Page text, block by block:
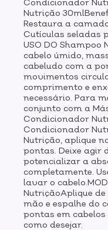
Condicionador
Nutrição
Restaura a
Cutículas seladas
USO DO Shampoo
cabelo úmido,
cabeludo com a
movimentos
comprimento e
necessário. Para
conjunto com a
Condicionador
Condicionador
Nutrição, aplique
pontas. Deixe agir
potencializar a
completamente.
lavar o
NutriçãoAplique
mão e espalhe do
pontas em cabelos
como desejar.